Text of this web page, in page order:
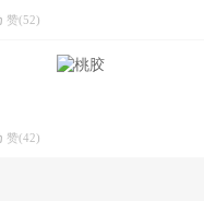
赞(52)
赞(42)